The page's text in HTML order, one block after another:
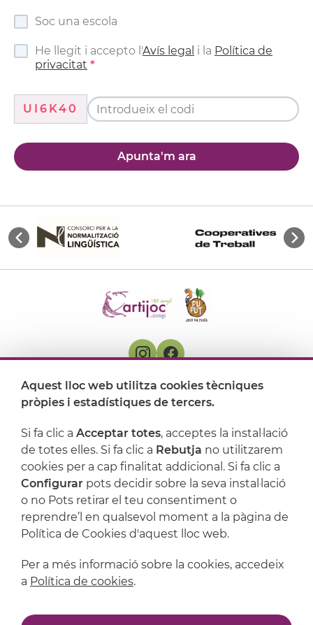
Soc una escola
He llegit i accepto l'Avís legal i la Política de
privacitat
UI6K40
Apunta'm ara
On ens trobem
Suport
Aquest lloc web utilitza cookies tècniques
pròpies i estadístiques de tercers.
Si fa clic a Acceptar totes, acceptes la instal·lació
de totes elles. Si fa clic a Rebutja no utilitzarem
cookies per a cap finalitat addicional. Si fa clic a
Configurar pots decidir sobre la seva instal·lació
o no Pots retirar el teu consentiment o
reprendre’l en qualsevol moment a la pàgina de
Política de Cookies d'aquest lloc web.
Per a més informació sobre la cookies, accedeix
a Política de cookies.